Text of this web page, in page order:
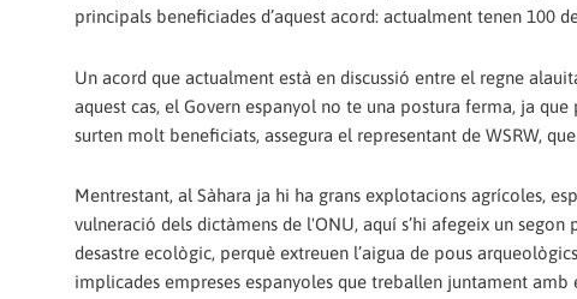
principals beneficiades d’aquest acord: actualment tenen 100
Un acord que actualment està en discussió entre el regne
aquest cas, el Govern espanyol no te una postura ferma, ja
surten molt beneficiats, assegura el representant de WSRW,
Mentrestant, al Sàhara ja hi ha grans explotacions agrícoles,
vulneració dels dictàmens de l'ONU, aquí s’hi afegeix un
desastre ecològic, perquè extreuen l’aigua de pous
implicades empreses espanyoles que treballen juntament amb